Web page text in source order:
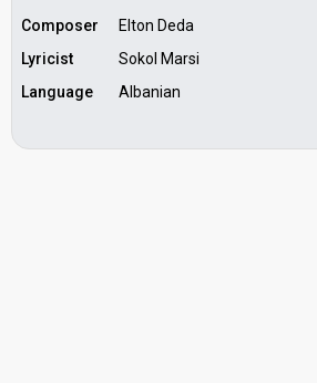
Composer
Elton Deda
Lyricist
Sokol Marsi
Language
Albanian